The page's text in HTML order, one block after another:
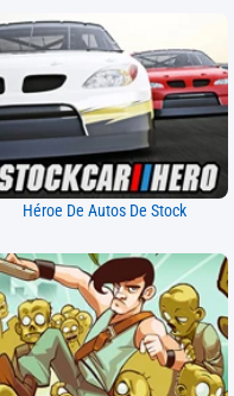
Héroe De Autos De Stock